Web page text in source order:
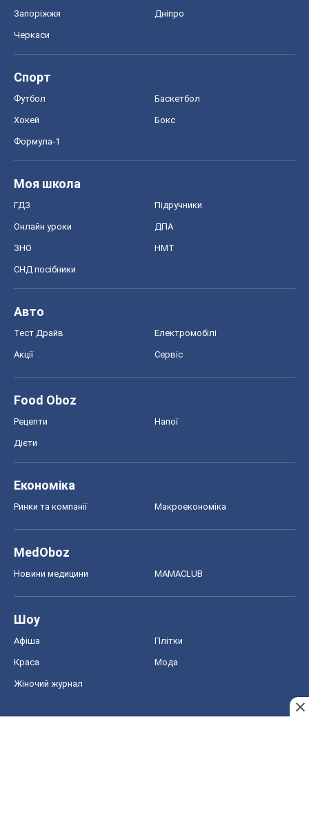
Запоріжжя Дніпро
Черкаси
Спорт
Футбол Баскетбол
Хокей Бокс
Формула-1
Моя школа
ГДЗ Підручники
Онлайн уроки ДПА
ЗНО НМТ
СНД посібники
Авто
Тест Драйв Електромобілі
Акції Сервіс
Food Oboz
Рецепти Напої
Дієти
Економіка
Ринки та компанії Макроекономіка
MedOboz
Новини медицини MAMACLUB
Шоу
Афіша Плітки
Краса Мода
Жіночий журнал